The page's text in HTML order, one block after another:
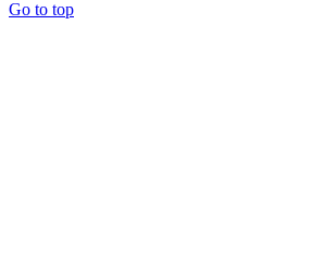
Go to top